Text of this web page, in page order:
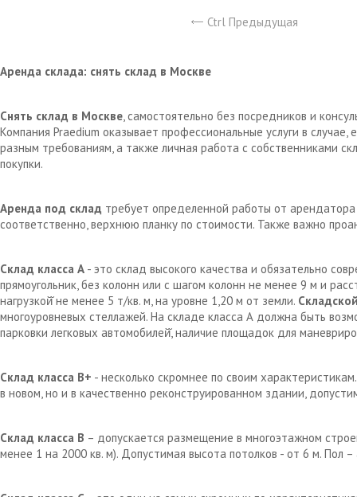
Ctrl Предыдущая
Аренда склада: снять склад в Москве
Снять склад в Москве, самостоятельно без посредников и
Компания Praedium оказывает профессиональные услуги в
разным требованиям, а также личная работа с собственниками
покупки.
Аренда под склад требует определенной работы от
соответственно, верхнюю планку по стоимости. Также важно
Склад класса А - это склад высокого качества и обязательно
прямоугольник, без колонн или с шагом колонн не менее 9 м и
нагрузкой̆ не менее 5 т/кв. м, на уровне 1,20 м от земли.
многоуровневых стеллажей. На складе класса А должна быть
парковки легковых автомобилей̆, наличие площадок для
Склад класса В+ - несколько скромнее по своим
в новом, но и в качественно реконструированном здании,
Склад класса В – допускается размещение в многоэтажном
менее 1 на 2000 кв. м). Допустимая высота потолков - от 6 м. Пол